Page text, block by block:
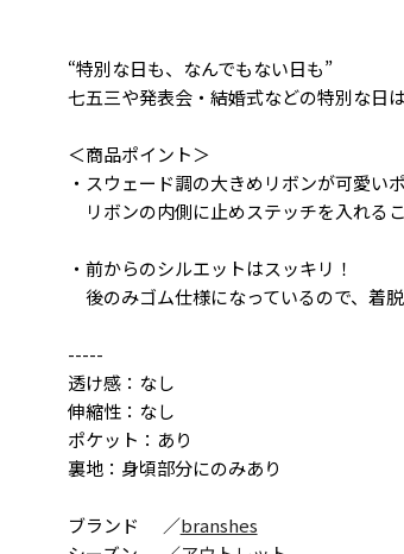
“特別な日も、なんでもない日も”
七五三や発表会・結婚式などの特別な日
＜商品ポイント＞
・スウェード調の大きめリボンが可愛い
リボンの内側に止めステッチを入れる
・前からのシルエットはスッキリ！
後のみゴム仕様になっているので、着
-----
透け感：なし
伸縮性：なし
ポケット：あり
裏地：身頃部分にのみあり
ブランド ／branshes